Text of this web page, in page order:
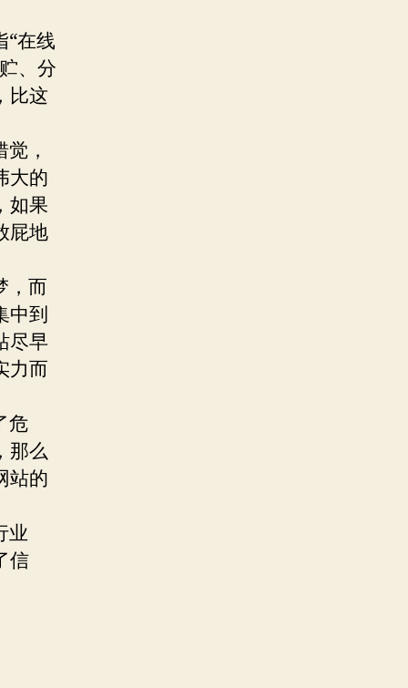
“在线
、分
比这
，
大的
如果
屁地
，而
中到
尽早
力而
危
那么
站的
业
信